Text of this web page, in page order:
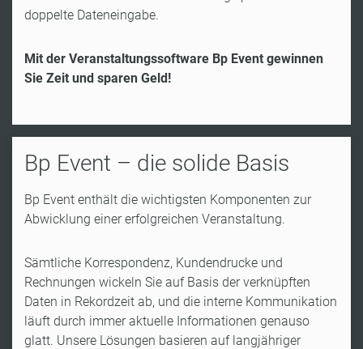
doppelte Dateneingabe.
Mit der Veranstaltungssoftware Bp Event gewinnen
Sie Zeit und sparen Geld!
Bp Event – die solide Basis
Bp Event enthält die wichtigsten Komponenten zur
Abwicklung einer erfolgreichen Veranstaltung.
Sämtliche Korrespondenz, Kundendrucke und
Rechnungen wickeln Sie auf Basis der verknüpften
Daten in Rekordzeit ab, und die interne Kommunikation
läuft durch immer aktuelle Informationen genauso
glatt. Unsere Lösungen basieren auf langjähriger